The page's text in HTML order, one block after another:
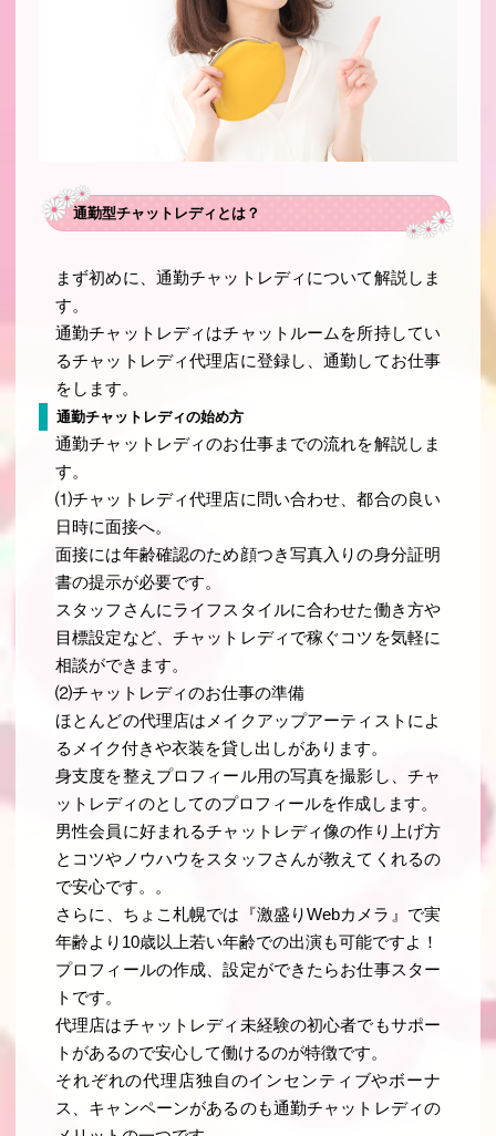
通勤型チャットレディとは？
まず初めに、通勤チャットレディについて解説しま
す。
通勤チャットレディはチャットルームを所持してい
るチャットレディ代理店に登録し、通勤してお仕事
をします。
通勤チャットレディの始め方
通勤チャットレディのお仕事までの流れを解説しま
す。
⑴チャットレディ代理店に問い合わせ、都合の良い
日時に面接へ。
面接には年齢確認のため顔つき写真入りの身分証明
書の提示が必要です。
スタッフさんにライフスタイルに合わせた働き方や
目標設定など、チャットレディで稼ぐコツを気軽に
相談ができます。
⑵チャットレディのお仕事の準備
ほとんどの代理店はメイクアップアーティストによ
るメイク付きや衣装を貸し出しがあります。
身支度を整えプロフィール用の写真を撮影し、チャ
ットレディのとしてのプロフィールを作成します。
男性会員に好まれるチャットレディ像の作り上げ方
とコツやノウハウをスタッフさんが教えてくれるの
で安心です。。
さらに、ちょこ札幌では『激盛りWebカメラ』で実
年齢より10歳以上若い年齢での出演も可能ですよ！
プロフィールの作成、設定ができたらお仕事スター
トです。
代理店はチャットレディ未経験の初心者でもサポー
トがあるので安心して働けるのが特徴です。
それぞれの代理店独自のインセンティブやボーナ
ス、キャンペーンがあるのも通勤チャットレディの